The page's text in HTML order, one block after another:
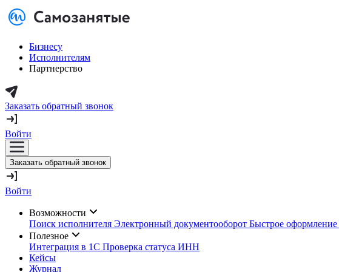
Бизнесу
Исполнителям
Партнерство
Заказать обратный звонок
Войти
Заказать обратный звонок
Войти
Возможности
Поиск исполнителя Электронный документооборот Быстрое оформление
Полезное
Интеграция в 1С Проверка статуса ИНН
Кейсы
Журнал